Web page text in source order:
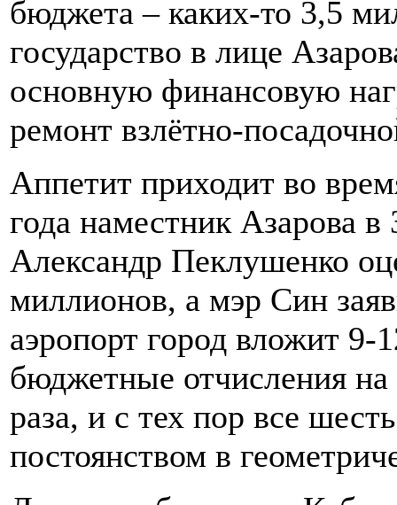
бюджета – каких-то 3,5
государство в лице
основную финансовую
ремонт взлётно-
Аппетит приходит во
года наместник Азарова в
Александр Пеклушенко
миллионов, а мэр Син
аэропорт город вложит
бюджетные отчисления на
раза, и с тех пор все
постоянством в